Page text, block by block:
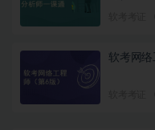
软考网络